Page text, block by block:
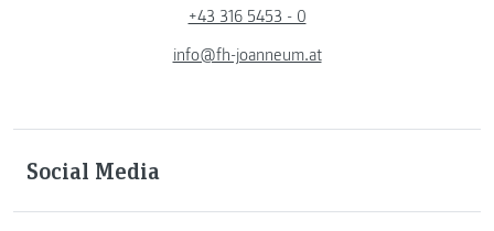
+43 316 5453 - 0
info@fh-joanneum.at
Social Media